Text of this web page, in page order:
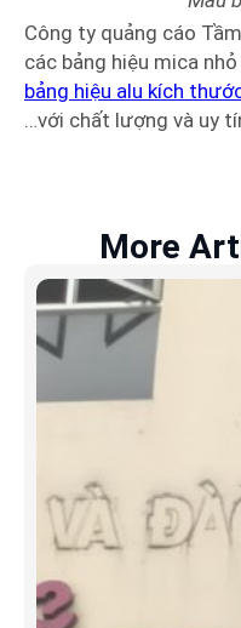
Công ty quảng cáo
các bảng hiệu mica
bảng hiệu alu kích
…với chất lượng và uy
More